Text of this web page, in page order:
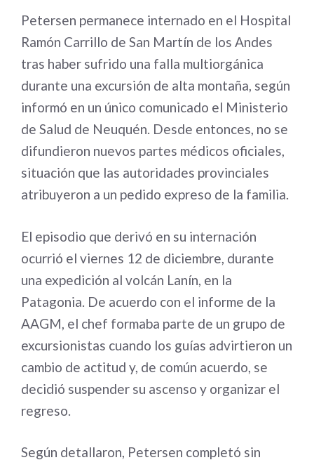
Petersen permanece internado en el Hospital
Ramón Carrillo de San Martín de los Andes
tras haber sufrido una falla multiorgánica
durante una excursión de alta montaña, según
informó en un único comunicado el Ministerio
de Salud de Neuquén. Desde entonces, no se
difundieron nuevos partes médicos oficiales,
situación que las autoridades provinciales
atribuyeron a un pedido expreso de la familia.
El episodio que derivó en su internación
ocurrió el viernes 12 de diciembre, durante
una expedición al volcán Lanín, en la
Patagonia. De acuerdo con el informe de la
AAGM, el chef formaba parte de un grupo de
excursionistas cuando los guías advirtieron un
cambio de actitud y, de común acuerdo, se
decidió suspender su ascenso y organizar el
regreso.
Según detallaron, Petersen completó sin